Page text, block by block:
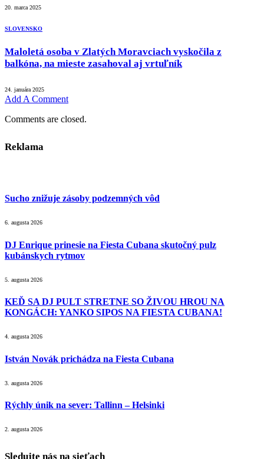
20. marca 2025
SLOVENSKO
Maloletá osoba v Zlatých Moravciach vyskočila z
balkóna, na mieste zasahoval aj vrtuľník
24. januára 2025
Add A Comment
Comments are closed.
Reklama
Sucho znižuje zásoby podzemných vôd
6. augusta 2026
DJ Enrique prinesie na Fiesta Cubana skutočný pulz
kubánskych rytmov
5. augusta 2026
KEĎ SA DJ PULT STRETNE SO ŽIVOU HROU NA
KONGÁCH: YANKO SIPOS NA FIESTA CUBANA!
4. augusta 2026
István Novák prichádza na Fiesta Cubana
3. augusta 2026
Rýchly únik na sever: Tallinn – Helsinki
2. augusta 2026
Sledujte nás na sieťach